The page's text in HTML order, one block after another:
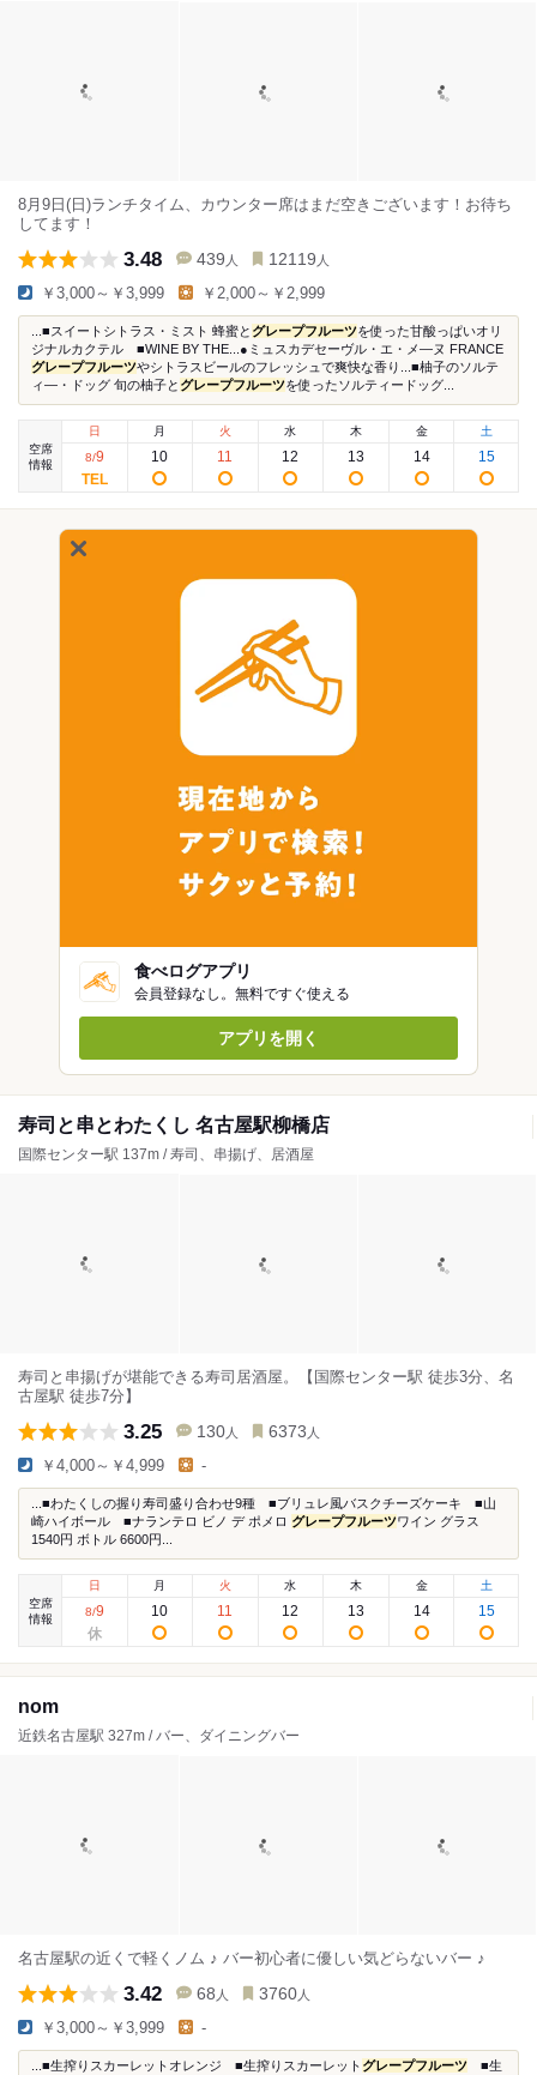
8月9日(日)ランチタイム、カウンター席はまだ空きございます！お待ち
してます！
3.48 439 人 12119 人
￥3,000～￥3,999 ￥2,000～￥2,999
...■スイートシトラス・ミスト 蜂蜜と グレープフルーツを使った甘酸っぱいオリ
ジナルカクテル ■WINE BY THE...●ミュスカデセーヴル・エ・メ―ヌ FRANCE
グレープフルーツやシトラスビールのフレッシュで爽快な香り...■柚子のソルテ
ィ―・ドッグ 旬の柚子と グレープフルーツを使ったソルティードッグ...
空席
情報
日
8/9
月
10
火
11
水
12
木
13
金
14
土
15
食べログアプリ
会員登録なし。無料ですぐ使える
アプリを開く
寿司と串とわたくし 名古屋駅柳橋店
国際センター駅 137m / 寿司、串揚げ、居酒屋
寿司と串揚げが堪能できる寿司居酒屋。【国際センター駅 徒歩3分、名
古屋駅 徒歩7分】
3.25 130 人 6373 人
￥4,000～￥4,999 -
...■わたくしの握り寿司盛り合わせ9種 ■ブリュレ風バスクチーズケーキ ■山
崎ハイボール ■ナランテロ ビノ デ ポメロ グレープフルーツワイン グラス
1540円 ボトル 6600円...
空席
情報
日
8/9
月
10
火
11
水
12
木
13
金
14
土
15
nom
近鉄名古屋駅 327m / バー、ダイニングバー
名古屋駅の近くで軽くノム ♪ バー初心者に優しい気どらないバー ♪
3.42 68 人 3760 人
￥3,000～￥3,999 -
...■生搾りスカーレットオレンジ ■生搾りスカーレット グレープフルーツ ■生